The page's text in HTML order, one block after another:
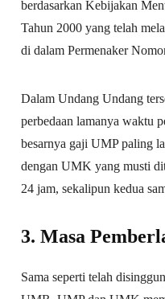
berdasarkan Kebijakan
Tahun 2000 yang telah
di dalam Permenaker
Dalam Undang Undang
perbedaan lamanya waktu
besarnya gaji UMP paling
dengan UMK yang musti
24 jam, sekalipun kedua
3. Masa
Sama seperti telah